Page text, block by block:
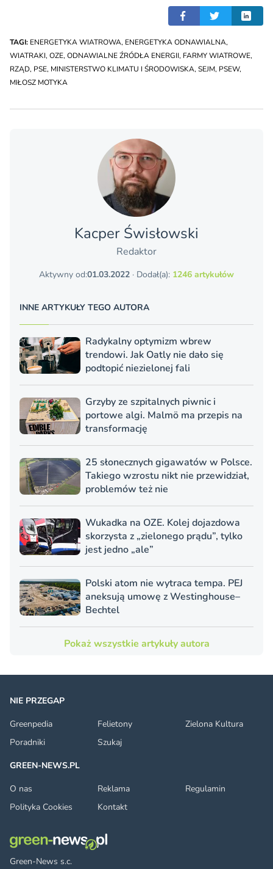
TAGI: ENERGETYKA WIATROWA, ENERGETYKA ODNAWIALNA,
WIATRAKI, OZE, ODNAWIALNE ŹRÓDŁA ENERGII, FARMY WIATROWE,
RZĄD, PSE, MINISTERSTWO KLIMATU I ŚRODOWISKA, SEJM, PSEW,
MIŁOSZ MOTYKA
Kacper Świsło­wski
Redaktor
Aktywny od:01.03.2022 · Dodał(a): 1246 artykułów
INNE ARTYKUŁY TEGO AUTORA
Radykalny optymizm wbrew
trendowi. Jak Oatly nie dało się
podtopić niezielonej fali
Grzyby ze szpitalnych piwnic i
portowe algi. Malmö ma przepis na
transformację
25 słonecznych gigawatów w Polsce.
Takiego wzrostu nikt nie przewidział,
problemów też nie
Wukadka na OZE. Kolej dojazdowa
skorzysta z „zielonego prądu”, tylko
jest jedno „ale”
Polski atom nie wytraca tempa. PEJ
aneksują umowę z Westinghouse–
Bechtel
Pokaż wszystkie artykuły autora
Green-News s.c.
NIE PRZEGAP
Greenpedia
Felietony
Zielona Kultura
Poradniki
Szukaj
GREEN-NEWS.PL
O nas
Reklama
Regulamin
Polityka Cookies
Kontakt